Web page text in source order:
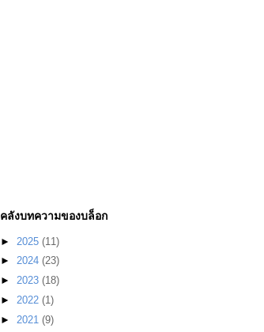
คลังบทความของบล็อก
► 2025 (11)
► 2024 (23)
► 2023 (18)
► 2022 (1)
► 2021 (9)